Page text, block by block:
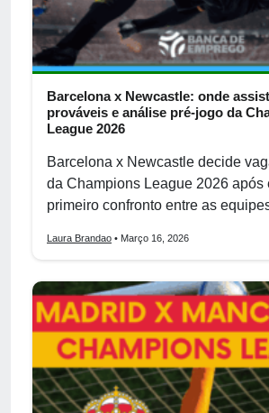
Barcelona x Newcastle: onde
prováveis e análise pré-jogo da
League 2026
Barcelona x Newcastle decide
da Champions League 2026 após
primeiro confronto entre as
Laura Brandao • Março 16, 2026